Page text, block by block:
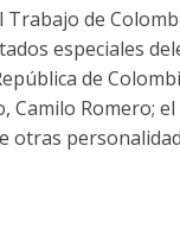
de
especiales
de
Romero;
otras